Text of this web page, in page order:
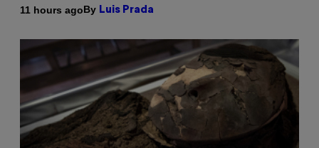
11 hours agoBy Luis Prada